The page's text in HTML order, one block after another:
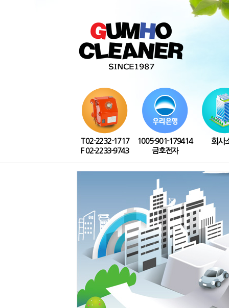
T 02-2232-1717
F 02-2233-9743
1005-901-179414
금호전자
회사